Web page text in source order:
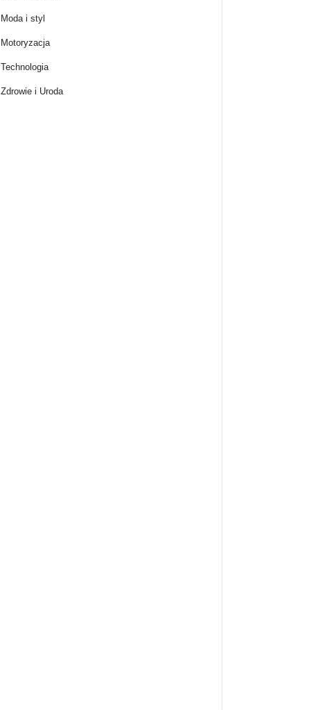
Moda i styl
Motoryzacja
Technologia
Zdrowie i Uroda